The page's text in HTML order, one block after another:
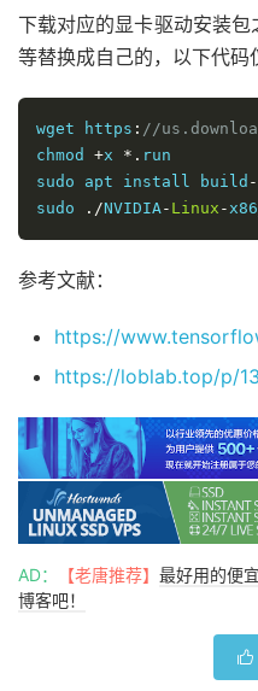
下载对应的显卡驱动安装
等替换成自己的，以下代码
wget https : //
chmod
+x *.
sudo
apt install build -
sudo
./NVIDIA - Linux -
参考文献：
https://
https://loblab.top/p/
AD： 【老唐推荐】 最好用的便
博客吧！
